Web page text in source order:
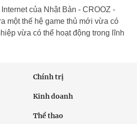
của Nhật Bản - CROOZ -
một thế hệ game thủ mới vừa có
vừa có thể hoạt động trong lĩnh
Chính trị
Kinh doanh
Thể thao